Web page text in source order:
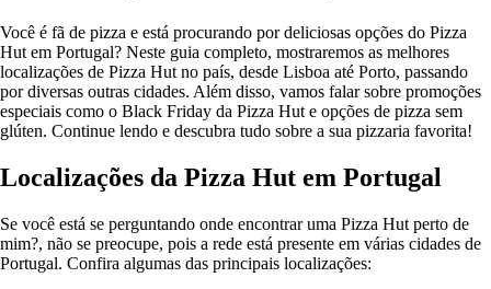
Você é fã de pizza e está procurando por deliciosas opções do Pizza
Hut em Portugal? Neste guia completo, mostraremos as melhores
localizações de Pizza Hut no país, desde Lisboa até Porto, passando
por diversas outras cidades. Além disso, vamos falar sobre promoções
especiais como o Black Friday da Pizza Hut e opções de pizza sem
glúten. Continue lendo e descubra tudo sobre a sua pizzaria favorita!
Localizações da Pizza Hut em Portugal
Se você está se perguntando onde encontrar uma Pizza Hut perto de
mim?, não se preocupe, pois a rede está presente em várias cidades de
Portugal. Confira algumas das principais localizações: